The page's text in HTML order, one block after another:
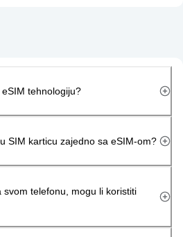
tehnologiju?
SIM karticu zajedno sa eSIM-om?
svom telefonu, mogu li koristiti